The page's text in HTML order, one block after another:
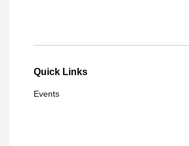
Quick Links
Events